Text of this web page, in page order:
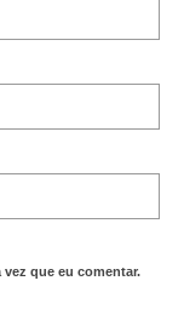
que eu comentar.